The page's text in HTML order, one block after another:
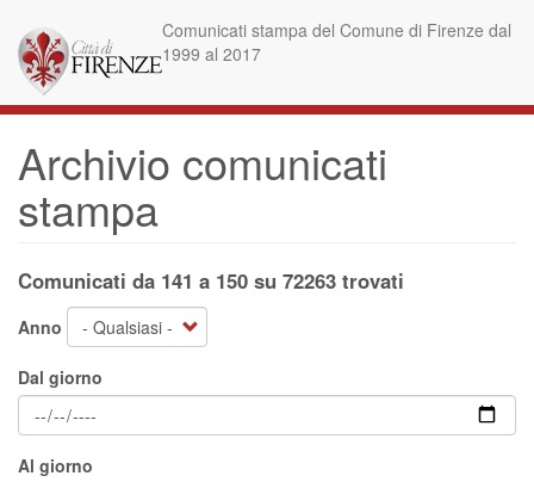
contenuto
principale
Comunicati stampa del Comune di Firenze dal
1999 al 2017
Archivio comunicati
stampa
Comunicati da 141 a 150 su 72263 trovati
Anno
Dal giorno
Al giorno